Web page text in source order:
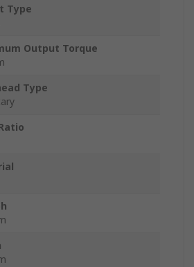
Type
Output Torque
Type